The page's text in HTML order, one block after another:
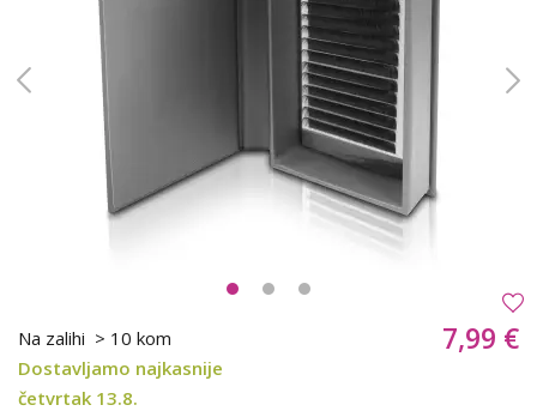
Na zalihi > 10 kom
Dostavljamo najkasnije
četvrtak 13.8.
7,99 €